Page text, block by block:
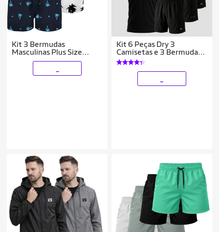
Kit 3 Bermudas
Masculinas Plus Size
Estampadas Tecido Leve
Academia Conforto
Kit 6 Peças Dry 3
Camisetas e 3 Bermudas
Alpha